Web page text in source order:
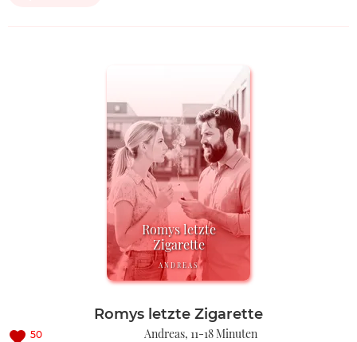
Romys letzte
Zigarette
ANDREAS
Romys letzte Zigarette
50 Andreas 11-18 Minuten